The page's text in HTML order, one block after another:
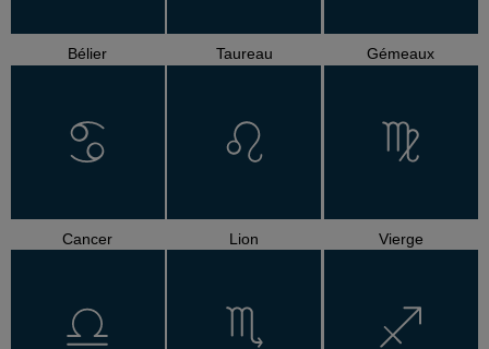
Bélier Taureau Gémeaux
Cancer Lion Vierge